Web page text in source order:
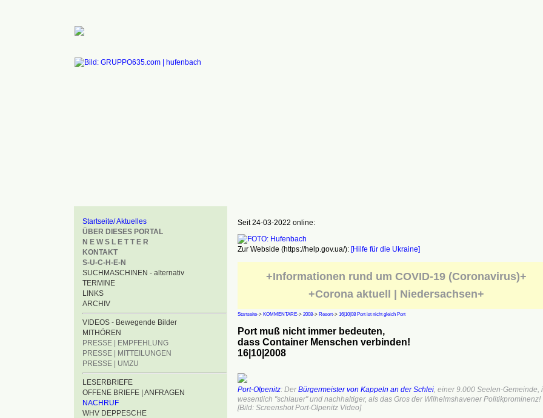
Startseite/ Aktuelles
ÜBER DIESES PORTAL
N E W S L E T T E R
KONTAKT
S-U-C-H-E-N
SUCHMASCHINEN - alternativ
TERMINE
LINKS
ARCHIV
VIDEOS - Bewegende Bilder
MITHÖREN
PRESSE | EMPFEHLUNG
PRESSE | MITTEILUNGEN
PRESSE | UMZU
LESERBRIEFE
OFFENE BRIEFE | ANFRAGEN
NACHRUF
WHV DEPPESCHE
Seit 24-03-2022 online:
Zur Webside (https://help.gov.ua/): [Hilfe für die Ukraine]
+Informationen rund um COVID-19 (Coronavirus)+
+Corona aktuell | Niedersachsen+
Startseite-> KOMMENTARE-> 2008-> Resort-> 16|10|08 Port ist nicht gleich Port
Port muß nicht immer bedeuten,
dass Container Menschen verbinden!
16|10|2008
Port-Olpenitz: DerBürgermeister von Kappeln an der Schlei, einer 9.000 Seelen-Gemeinde,
wesentlich "schlauer" und nachhaltiger, als das Gros der Wilhelmshavener Politikprominenz!
[Bild: Screenshot Port-Olpenitz Video]